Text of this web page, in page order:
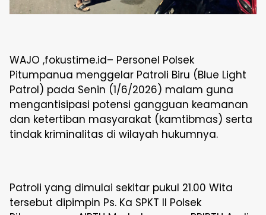
WAJO ,fokustime.id– Personel Polsek
Pitumpanua menggelar Patroli Biru (Blue Light
Patrol) pada Senin (1/6/2026) malam guna
mengantisipasi potensi gangguan keamanan
dan ketertiban masyarakat (kamtibmas) serta
tindak kriminalitas di wilayah hukumnya.
Patroli yang dimulai sekitar pukul 21.00 Wita
tersebut dipimpin Ps. Ka SPKT II Polsek